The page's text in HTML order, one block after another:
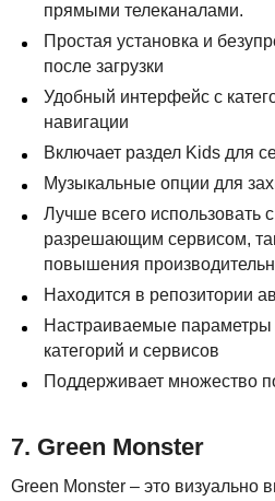
прямыми телеканалами.
Простая установка и
после загрузки
Удобный интерфейс с
навигации
Включает раздел Kids для
Музыкальные опции для
Лучше всего использовать
разрешающим сервисом,
повышения
Находится в репозитории
Настраиваемые параметры
категорий и сервисов
Поддерживает множество
7. Green Monster
Green Monster – это визуально